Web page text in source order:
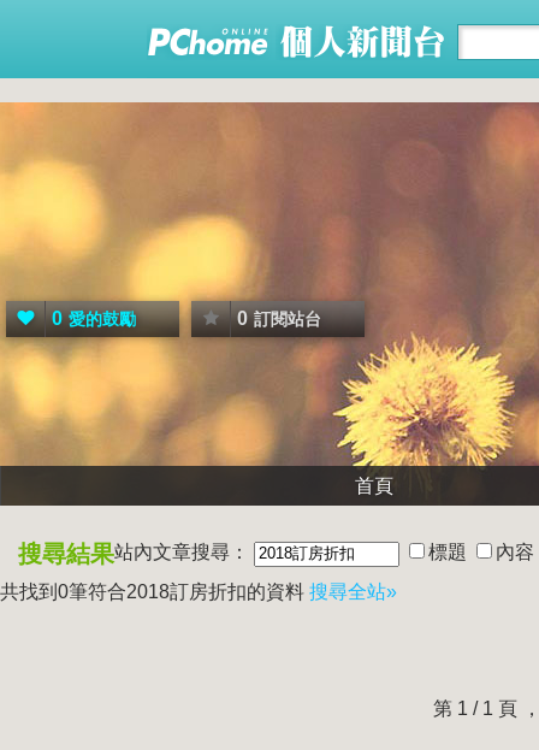
0 愛的鼓勵 0 訂閱站台
首頁
搜尋結果站內文章搜尋： 標題
內容
共找到0筆符合2018訂房折扣的資料 搜尋全站»
第 1 / 1